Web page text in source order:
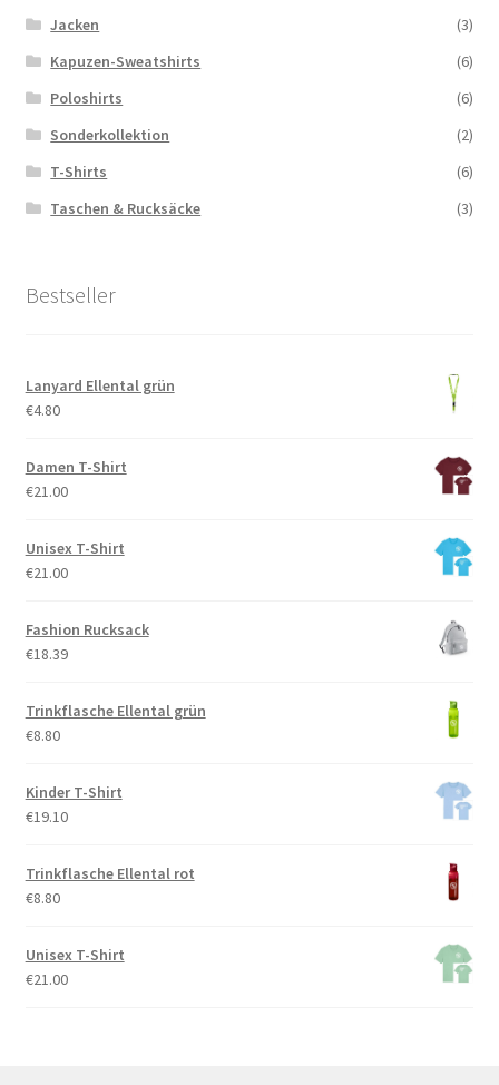
Jacken
(3)
Kapuzen-Sweatshirts
(6)
Poloshirts
(6)
Sonderkollektion
(2)
T-Shirts
(6)
Taschen & Rucksäcke
(3)
Bestseller
Lanyard Ellental grün
€4.80
Damen T-Shirt
€21.00
Unisex T-Shirt
€21.00
Fashion Rucksack
€18.39
Trinkflasche Ellental grün
€8.80
Kinder T-Shirt
€19.10
Trinkflasche Ellental rot
€8.80
Unisex T-Shirt
€21.00